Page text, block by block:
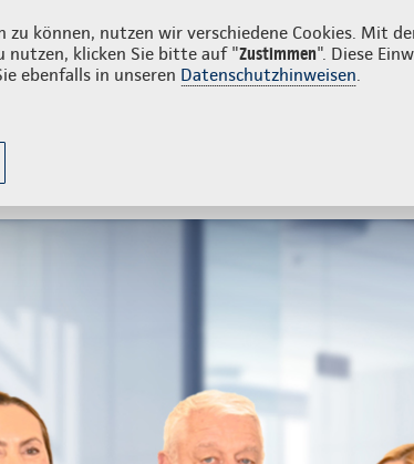
zu können, nutzen wir verschiedene Cookies. Mit
nutzen, klicken Sie bitte auf "Zustimmen". Diese
ebenfalls in unseren Datenschutzhinweisen.
GmbH PrivatkundenFirmenkunden